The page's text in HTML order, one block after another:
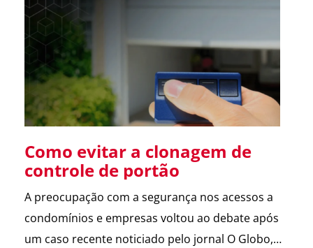
Aster citado em recentes matérias jornalísticas
sobre a operação da Polícia Federal no setor […]
Como evitar a clonagem de
controle de portão
A preocupação com a segurança nos acessos a
condomínios e empresas voltou ao debate após
um caso recente noticiado pelo jornal O Globo,